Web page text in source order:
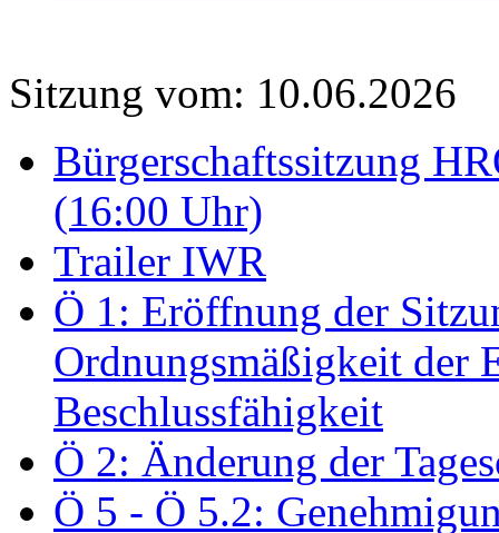
Sitzung vom: 10.06.2026
Bürgerschaftssitzung
(16:00 Uhr)
Trailer IWR
Ö 1: Eröffnung der
Ordnungsmäßigkeit der
Beschlussfähigkeit
Ö 2: Änderung der
Ö 5 - Ö 5.2: